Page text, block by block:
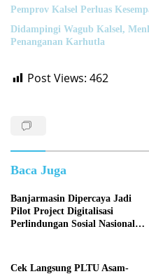
Pemprov Kalsel Perluas
Didampingi Wagub Kalsel,
Penanganan Karhutla
Post Views: 462
Baca Juga
Banjarmasin Dipercaya Jadi
Pilot Project Digitalisasi
Perlindungan Sosial Nasional
Cek Langsung PLTU Asam-